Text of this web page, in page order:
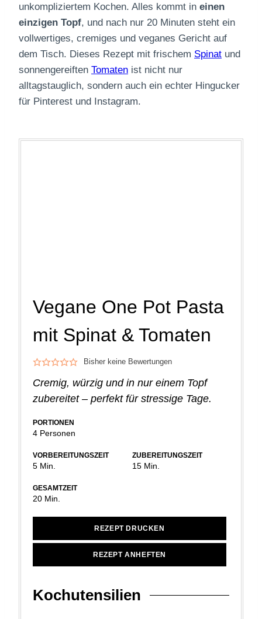
unkompliziertem Kochen. Alles kommt in einen
einzigen Topf, und nach nur 20 Minuten steht ein
vollwertiges, cremiges und veganes Gericht auf
dem Tisch. Dieses Rezept mit frischem Spinat und
sonnengereiften Tomaten ist nicht nur
alltagstauglich, sondern auch ein echter Hingucker
für Pinterest und Instagram.
Vegane One Pot Pasta
mit Spinat & Tomaten
Bisher keine Bewertungen
Cremig, würzig und in nur einem Topf
zubereitet – perfekt für stressige Tage.
PORTIONEN
4 Personen
VORBEREITUNGSZEIT
5Minuten
Min.
ZUBEREITUNGSZEIT
15Minuten
Min.
GESAMTZEIT
20Minuten
Min.
REZEPT DRUCKEN
REZEPT ANHEFTEN
Kochutensilien